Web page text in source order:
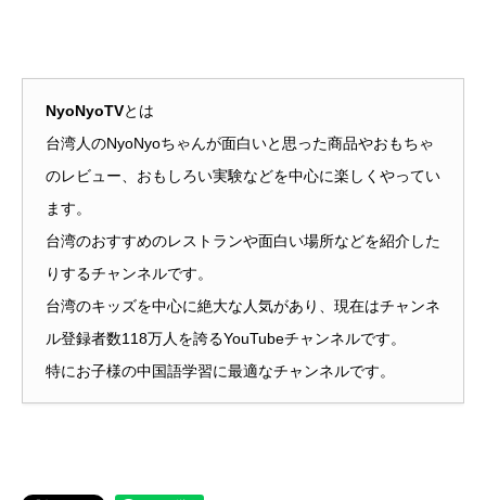
NyoNyoTVとは
台湾人のNyoNyoちゃんが面白いと思った商品やおもちゃ
のレビュー、おもしろい実験などを中心に楽しくやってい
ます。
台湾のおすすめのレストランや面白い場所などを紹介した
りするチャンネルです。
台湾のキッズを中心に絶大な人気があり、現在はチャンネ
ル登録者数118万人を誇るYouTubeチャンネルです。
特にお子様の中国語学習に最適なチャンネルです。